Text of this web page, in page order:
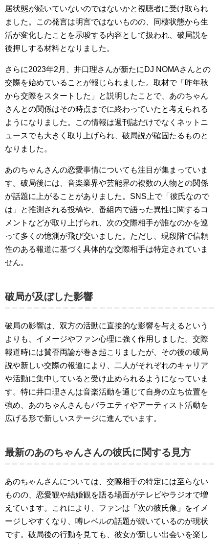
居状態が続いていないのではないかと視聴者に受け取られ
ました。この発言は明言ではないものの、同棲状態から生
活が変化したことを示唆する内容として扱われ、破局説を
後押しする材料となりました。
さらに2023年2月、井口理さんが新たにDJ NOMAさんとの
交際を始めていることが報じられました。取材で「昨年秋
から交際をスタートした」と説明したことで、あのちゃん
さんとの関係はその時点までに終わっていたと考えられる
ようになりました。この情報は週刊誌だけでなくネットニ
ュースでも大きく取り上げられ、破局説が確固たるものと
なりました。
あのちゃんさんの恋愛事情についても注目が集まっていま
す。破局後には、音楽業界や芸能界の複数の人物との関係
が話題に上がることがありました。SNS上で「彼氏なので
は」と推測される投稿や、番組内で語った異性に関するコ
メントなどが取り上げられ、次の交際相手が誰なのかを巡
って多くの憶測が飛び交いました。ただし、現段階で信頼
性のある報道に基づく具体的な交際相手は特定されていま
せん。
破局が及ぼした影響
破局の影響は、双方の活動に直接的な影響を与えるという
よりも、イメージやファン心理に強く作用しました。交際
報道時には賛否両論が巻き起こりましたが、その後の破局
説や新しい交際の報道により、二人がそれぞれのキャリア
や活動に集中していると受け止められるようになっていま
す。特に井口理さんは音楽活動を通じて自身の立ち位置を
強め、あのちゃんさんもバラエティやアーティスト活動を
広げる形で新しいステージに進んでいます。
最新のあのちゃんさんの彼氏に関する見方
あのちゃんさんについては、交際相手の特定には至らない
ものの、恋愛観や結婚観を語る場面がテレビやラジオで増
えています。これにより、ファンは「次の彼氏像」をイメ
ージしやすくなり、噂レベルの話題が続いているのが現状
です。破局後の行動を見ても、彼女が新しい出会いを楽し